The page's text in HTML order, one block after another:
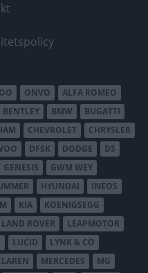
ONVO
ALFA ROMEO
BENTLEY BMW
BUGATTI
CHEVROLET
CHRYSLER
DFSK DODGE
DS
GENESIS
GWM WEY
HYUNDAI
INEOS
KIA
KOENIGSEGG
LAND ROVER
LEAPMOTOR
LUCID
LYNK & CO
MERCEDES
MG